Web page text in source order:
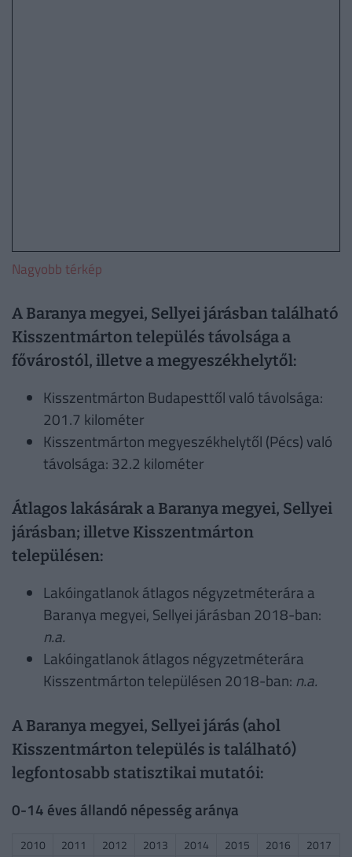
Nagyobb térkép
A Baranya megyei, Sellyei járásban található
Kisszentmárton település távolsága a
fővárostól, illetve a megyeszékhelytől:
Kisszentmárton Budapesttől való távolsága:
201.7 kilométer
Kisszentmárton megyeszékhelytől (Pécs) való
távolsága: 32.2 kilométer
Átlagos lakásárak a Baranya megyei, Sellyei
járásban; illetve Kisszentmárton
településen:
Lakóingatlanok átlagos négyzetméterára a
Baranya megyei, Sellyei járásban 2018-ban:
n.a.
Lakóingatlanok átlagos négyzetméterára
Kisszentmárton településen 2018-ban: n.a.
A Baranya megyei, Sellyei járás (ahol
Kisszentmárton település is található)
legfontosabb statisztikai mutatói:
0-14 éves állandó népesség aránya
2010 2011 2012 2013 2014 2015 2016
2017